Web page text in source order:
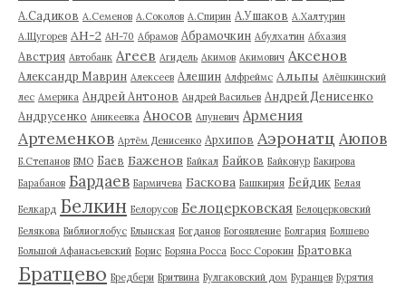
А.Садиков А.Семенов А.Соколов А.Спирин А.Ушаков А.Халтурин
А.Щугорев АН-2 АН-70 Абрамов Абрамочкин Абулхатин Абхазия
Австрия Автобанк Агеев Агидель Акимов Акимович Аксенов
Александр Маврин Алексеев Алешин Алфреймс Альпы Алёшкинский
лес Америка Андрей Антонов Андрей Васильев Андрей Денисенко
Андрусенко Аникеевка Аносов Апуневич Армения
Артеменков Артём Денисенко Архипов Аэронатц Аюпов
Б.Степанов БМО Баев Баженов Байкал Байков Байконур Бакирова
Барабанов Бардаев Бармичева Баскова Башкирия Бейдик Белая
Белкард Белкин Белорусов Белоцерковская Белоцерковский
Белякова Библиоглобус Блынская Богданов Богоявление Болгария Болшево
Большой Афанасьевский Борис Боряна Росса Босс Сорокин Братовка
Братцево Бредбери Бритвина Булгаковский дом Буранцев Бурятия